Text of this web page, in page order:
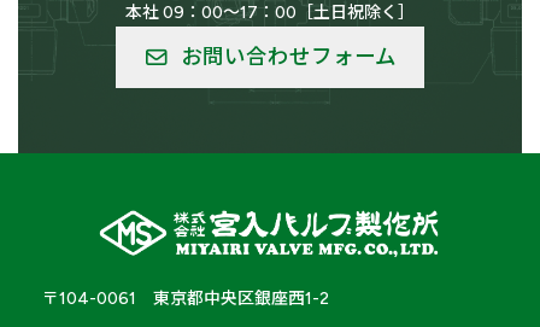
本社 09：00～17：00［土日祝除く］
お問い合わせフォーム
〒104-0061 東京都中央区銀座西1-2